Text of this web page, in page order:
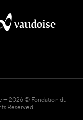
2026 © Fondation du
Reserved